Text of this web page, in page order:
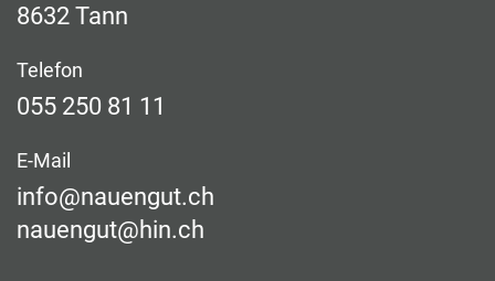
8632 Tann
Telefon
055 250 81 11
E-Mail
info@nauengut.ch
nauengut@hin.ch